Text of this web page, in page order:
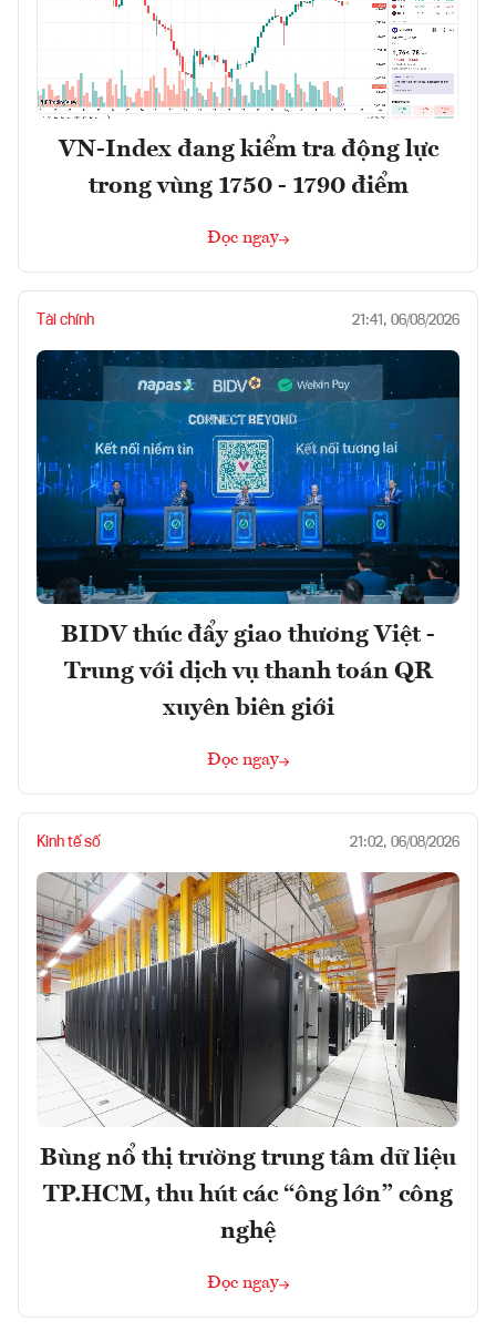
VN-Index đang kiểm tra động lực
trong vùng 1750 - 1790 điểm
Đọc ngay
Tài chính 21:41, 06/08/2026
BIDV thúc đẩy giao thương Việt -
Trung với dịch vụ thanh toán QR
xuyên biên giới
Đọc ngay
Kinh tế số 21:02, 06/08/2026
Bùng nổ thị trường trung tâm dữ liệu
TP.HCM, thu hút các “ông lớn” công
nghệ
Đọc ngay